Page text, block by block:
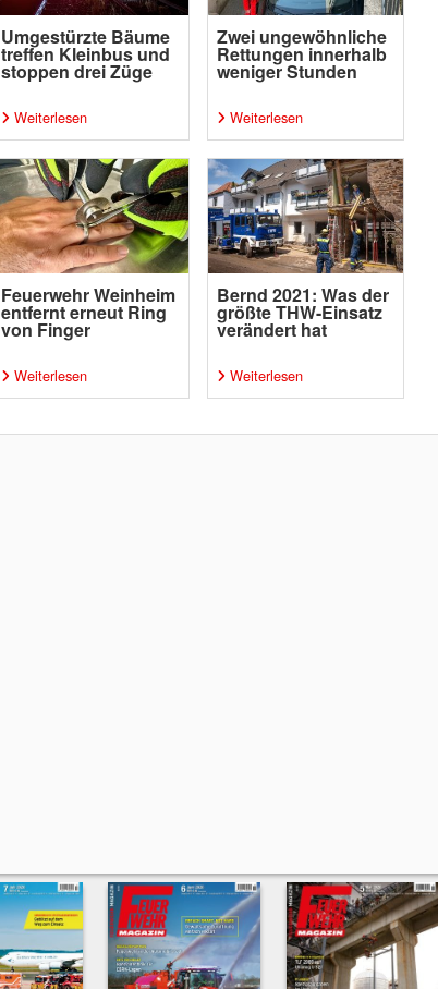
Umgestürzte Bäume
treffen Kleinbus und
stoppen drei Züge
Weiterlesen
Zwei ungewöhnliche
Rettungen innerhalb
weniger Stunden
Weiterlesen
Feuerwehr Weinheim
entfernt erneut Ring
von Finger
Weiterlesen
Bernd 2021: Was der
größte THW-Einsatz
verändert hat
Weiterlesen